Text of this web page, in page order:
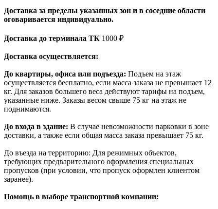
Доставка за пределы указанных зон и в соседние области
оговаривается индивидуально.
Доставка до терминала ТК 1000 ₽
Доставка осуществляется:
До квартиры, офиса или подъезда: Подъем на этаж
осуществляется бесплатно, если масса заказа не превышает 12
кг. Для заказов большего веса действуют тарифы на подъем,
указанные ниже. Заказы весом свыше 75 кг на этаж не
поднимаются.
До входа в здание: В случае невозможности парковки в зоне
доставки, а также если общая масса заказа превышает 75 кг.
До въезда на территорию: Для режимных объектов,
требующих предварительного оформления специальных
пропусков (при условии, что пропуск оформлен клиентом
заранее).
Помощь в выборе транспортной компании: